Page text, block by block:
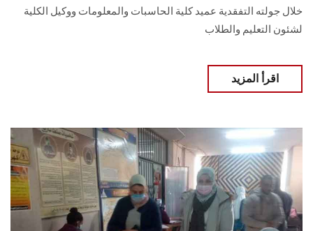
خلال جولته التفقدية عميد كلية الحاسبات والمعلومات ووكيل الكلية
لشئون التعليم والطلاب
اقرأ المزيد